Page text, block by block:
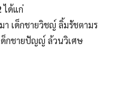
ได้แก่
า เด็กชายวิชญ์ ลิ้มรัชตามร
ด็กชายปัญญ์ ล้วนวิเศษ